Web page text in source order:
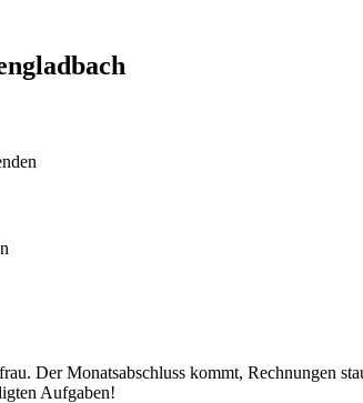
Der Monatsabschluss kommt, Rechnungen
Aufgaben!